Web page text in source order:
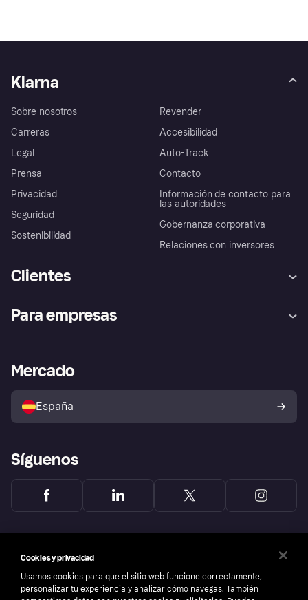
Klarna
Sobre nosotros
Carreras
Legal
Prensa
Privacidad
Seguridad
Sostenibilidad
Revender
Accesibilidad
Auto-Track
Contacto
Información de contacto para
las autoridades
Gobernanza corporativa
Relaciones con inversores
Clientes
Inicio de sesión
Directorio de tiendas
Política de protección al
comprador de Klarna
Reclamaciones
Para empresas
Acceso empresas
Mercado
España
Síguenos
Cookies y privacidad
Usamos cookies para que el sitio web funcione correctamente,
personalizar tu experiencia y analizar cómo navegas. También